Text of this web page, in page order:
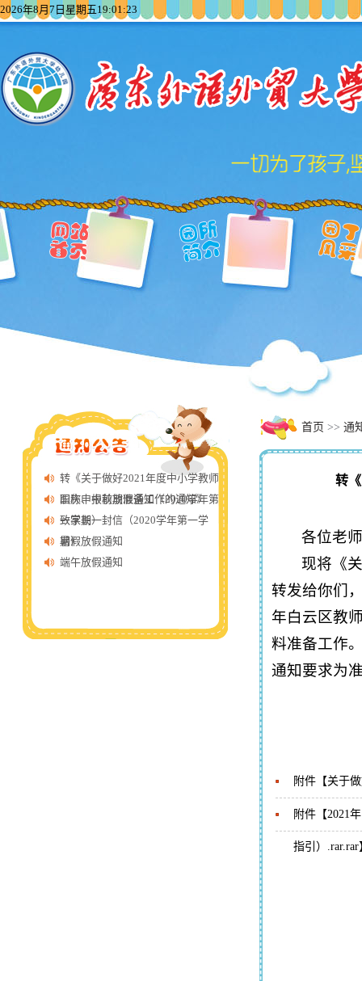
2026年8月7日星期五19:01:23
转《关于做好2021年度中小学教师
职称申报前期准备工作的通知》
国庆、中秋放假通知（2020学年第
一学期）
致家长一封信（2020学年第一学
期）
暑假放假通知
端午放假通知
首页 >> 通
转
各位老
现将《
转发给你们
年白云区教
料准备工作
通知要求为
附件【关于
附件【2021
指引）.rar.rar